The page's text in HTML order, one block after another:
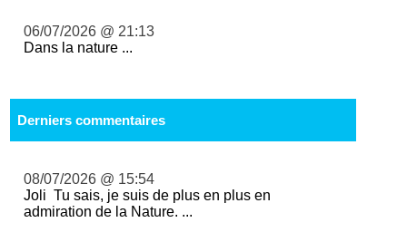
06/07/2026 @ 21:13
Dans la nature ...
Derniers commentaires
08/07/2026 @ 15:54
Joli Tu sais, je suis de plus en plus en
admiration de la Nature. ...